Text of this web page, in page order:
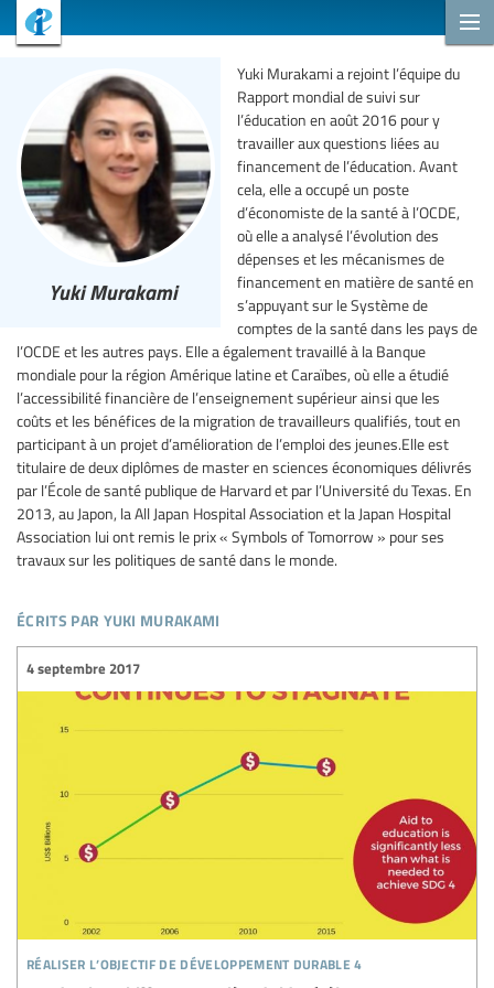
Yuki Murakami
Yuki Murakami a rejoint l’équipe du
Rapport mondial de suivi sur
l’éducation en août 2016 pour y
travailler aux questions liées au
financement de l’éducation. Avant
cela, elle a occupé un poste
d’économiste de la santé à l’OCDE,
où elle a analysé l’évolution des
dépenses et les mécanismes de
financement en matière de santé en
s’appuyant sur le Système de
comptes de la santé dans les pays de
l’OCDE et les autres pays. Elle a également travaillé à la Banque
mondiale pour la région Amérique latine et Caraïbes, où elle a étudié
l’accessibilité financière de l’enseignement supérieur ainsi que les
coûts et les bénéfices de la migration de travailleurs qualifiés, tout en
participant à un projet d’amélioration de l’emploi des jeunes.Elle est
titulaire de deux diplômes de master en sciences économiques délivrés
par l’École de santé publique de Harvard et par l’Université du Texas. En
2013, au Japon, la All Japan Hospital Association et la Japan Hospital
Association lui ont remis le prix « Symbols of Tomorrow » pour ses
travaux sur les politiques de santé dans le monde.
écrits par yuki murakami
réaliser l’objectif de développement durable 4
4 septembre 2017